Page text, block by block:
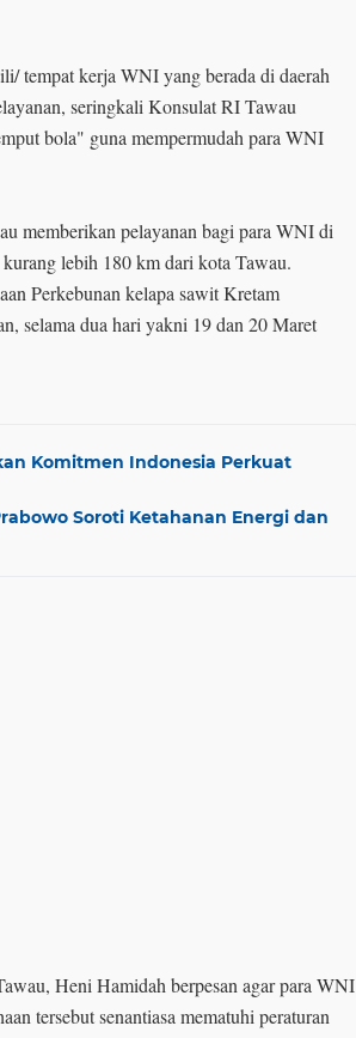
tempat kerja WNI yang berada di daerah
seringkali Konsulat RI Tawau
bola" guna mempermudah para WNI
memberikan pelayanan bagi para WNI di
lebih 180 km dari kota Tawau.
Perkebunan kelapa sawit Kretam
selama dua hari yakni 19 dan 20 Maret
Komitmen Indonesia Perkuat
Soroti Ketahanan Energi dan
Heni Hamidah berpesan agar para WNI
tersebut senantiasa mematuhi peraturan